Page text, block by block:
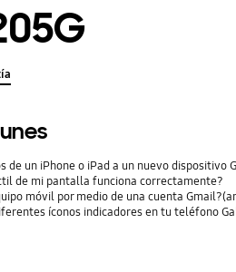
de un iPhone o iPad a un nuevo dispositivo
de mi pantalla funciona correctamente?
móvil por medio de una cuenta
íconos indicadores en tu teléfono